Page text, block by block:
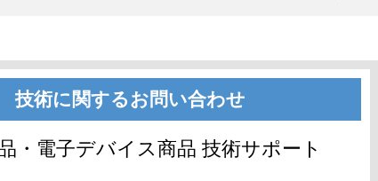
技術に関するお問い合わせ
・電子デバイス商品 技術サポート